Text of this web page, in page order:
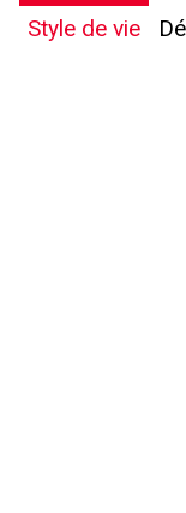
vous nous fournissez
Style de vie